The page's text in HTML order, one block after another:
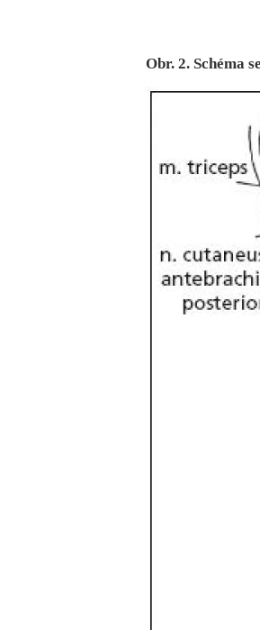
Obr. 2. Schéma